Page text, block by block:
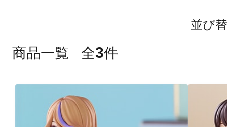
並び
商品一覧 全3件